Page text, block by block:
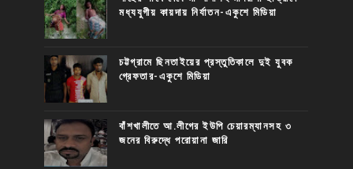
মধ্যযুগীয় কায়দায় নির্যাতন-একুশে মিডিয়া
চট্টগ্রামে ছিনতাইয়ের প্রস্তুতিকালে দুই যুবক
গ্রেফতার-একুশে মিডিয়া
বাঁশখালীতে আ.লীগের ইউপি চেয়ারম্যানসহ ৩
জনের বিরুদ্ধে পরোয়ানা জারি